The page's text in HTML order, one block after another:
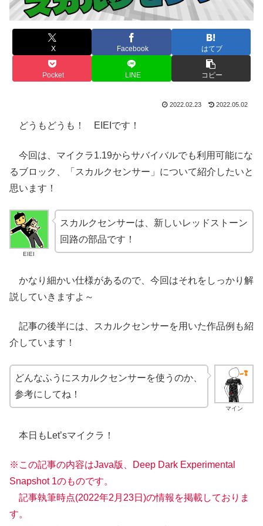
X Facebook はてブ
Pocket LINE コピー
2022.02.23 2022.05.02
どうもどうも！ EIEIです！
今回は、マイクラ1.19からサバイバルでも利用可能にな
るブロック、「スカルクセンサー」について紹介したいと
思います！
EIEI
スカルクセンサーは、新しいレッドストーン
回路の部品です！
かなり細かい仕様があるので、今回はそれをしっかり解
説していきますよ～
記事の後半には、スカルクセンサーを用いた作品例も紹
介しています！
マイン
どんなふうにスカルクセンサーを使うのか、
参考にしてね！
本日もLet’sマイクラ！
※この記事の内容はJava版、Deep Dark Experimental
Snapshot 1のものです。
記事執筆時点(2022年2月23日)の情報を掲載しておりま
す。